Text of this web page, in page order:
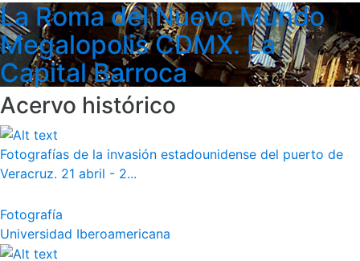
La Roma del Nuevo Mundo
Megalopolis CDMX. La
Capital Barroca
Acervo histórico
Fotografías de la invasión estadounidense del puerto de
Veracruz. 21 abril - 2...
Fotografía
Universidad Iberoamericana